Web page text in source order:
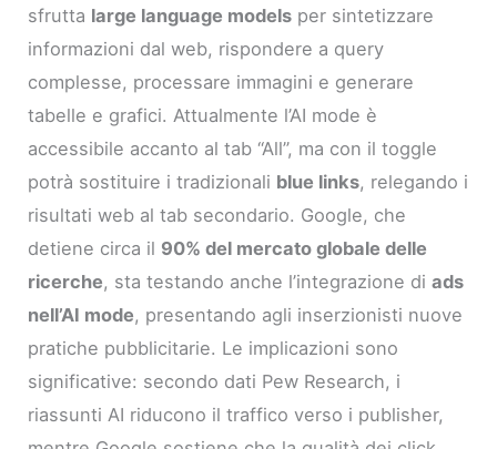
sfrutta large language models per sintetizzare
informazioni dal web, rispondere a query
complesse, processare immagini e generare
tabelle e grafici. Attualmente l’AI mode è
accessibile accanto al tab “All”, ma con il toggle
potrà sostituire i tradizionali blue links, relegando i
risultati web al tab secondario. Google, che
detiene circa il 90% del mercato globale delle
ricerche, sta testando anche l’integrazione diads
nell’AI mode, presentando agli inserzionisti nuove
pratiche pubblicitarie. Le implicazioni sono
significative: secondo dati Pew Research, i
riassunti AI riducono il traffico verso i publisher,